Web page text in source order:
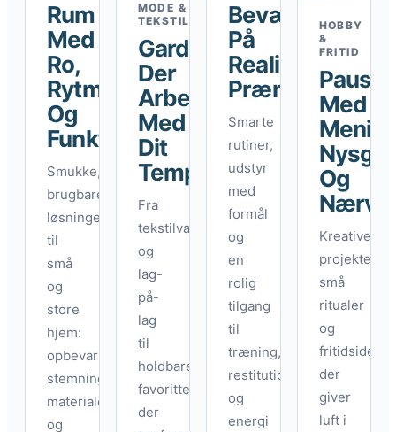
Rum
Med
Ro,
Rytme
Og
Funktion
Smukke,
brugbare
løsninger
til
små
og
store
hjem:
opbevaring,
stemning,
materialevalg
og
MODE &
TEKSTIL
Garderober
Der
Arbejder
Med
Dit
Tempo
Fra
tekstilvalg
og
lag-
på-
lag
til
holdbare
favoritter,
der
Bevægelse
På
Realistiske
Præmisser
Smarte
rutiner,
udstyr
med
formål
og
en
rolig
tilgang
til
træning,
restitution
og
energi
HOBBY
&
FRITID
Pauser
Med
Og
Kreative
projekter,
små
ritualer
og
fritidsidéer,
der
giver
luft i